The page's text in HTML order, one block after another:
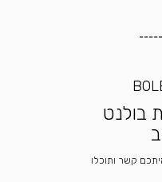
בולנט
24 שעות) ניצור איתכם קשר ותוכלו